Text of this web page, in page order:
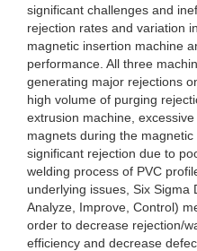
significant challenges and
rejection rates and variation
magnetic insertion machine
performance. All three
generating major rejections
high volume of purging
extrusion machine,
magnets during the
significant rejection due to
welding process of PVC
underlying issues, Six Sigma
Analyze, Improve, Control)
order to decrease rejection/
efficiency and decrease